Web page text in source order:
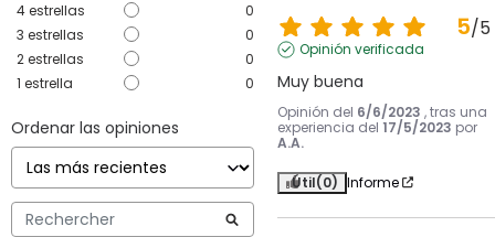
4estrellas
0
3 estrellas
0
2estrellas
0
1 estrella 0
Ordenar las opiniones
5/5
Opinión verificada
Muy buena
Opinión del 6/6/2023 , tras una
experiencia del 17/5/2023 por
A.A.
Útil(0) Informe